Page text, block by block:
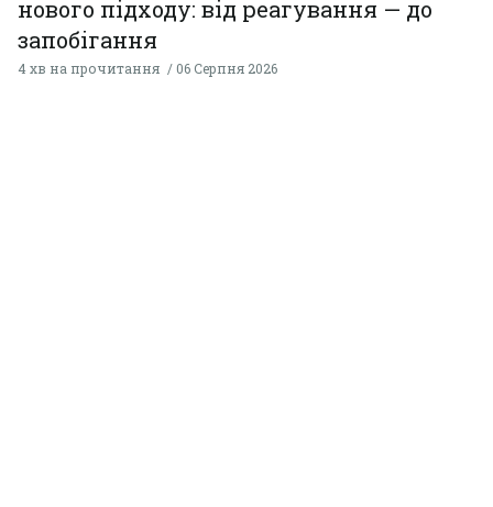
нового підходу: від реагування — до
запобігання
4 хв на прочитання 06 Серпня 2026